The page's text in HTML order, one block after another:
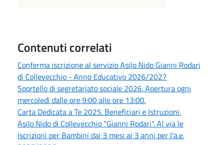
Contenuti correlati
Conferma iscrizione al servizio Asilo Nido Gianni Rodari
di Collevecchio - Anno Educativo 2026/2027
Sportello di segretariato sociale 2026. Apertura ogni
mercoledì dalle ore 9:00 alle ore 13:00.
Carta Dedicata a Te 2025. Beneficiari e Istruzioni.
Asilo Nido di Collevecchio "Gianni Rodari". Al via le
iscrizioni per Bambini dai 3 mesi ai 3 anni per l'a.e.